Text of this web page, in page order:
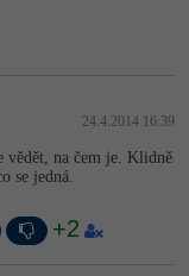
24.4.2014 16:39
vědět, na čem je. Klidně
se jedná.
+2